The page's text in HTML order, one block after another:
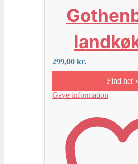
299,00 kr.
Find her
Gave information